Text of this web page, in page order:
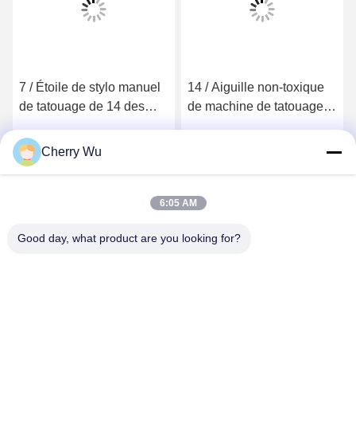
7 / Étoile de stylo manuel
de tatouage de 14 des
Microblading aiguilles
d'ombrage double
Obtenez le meilleur prix
14 / Aiguille non-toxique
de machine de tatouage
Cherry Wu
6:05 AM
Good day, what product are you looking for?